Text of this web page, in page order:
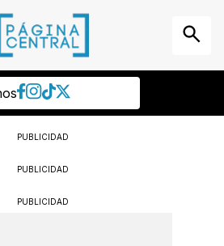
PUBLICIDAD
PUBLICIDAD
PUBLICIDAD